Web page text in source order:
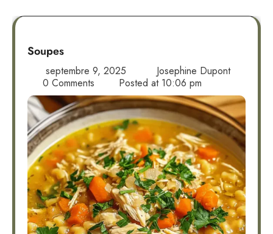
Soupes
septembre 9, 2025
Josephine Dupont
0 Comments
Posted at 10:06 pm